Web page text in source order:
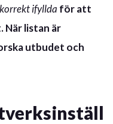
ifyllda för att
När listan är
utbudet och